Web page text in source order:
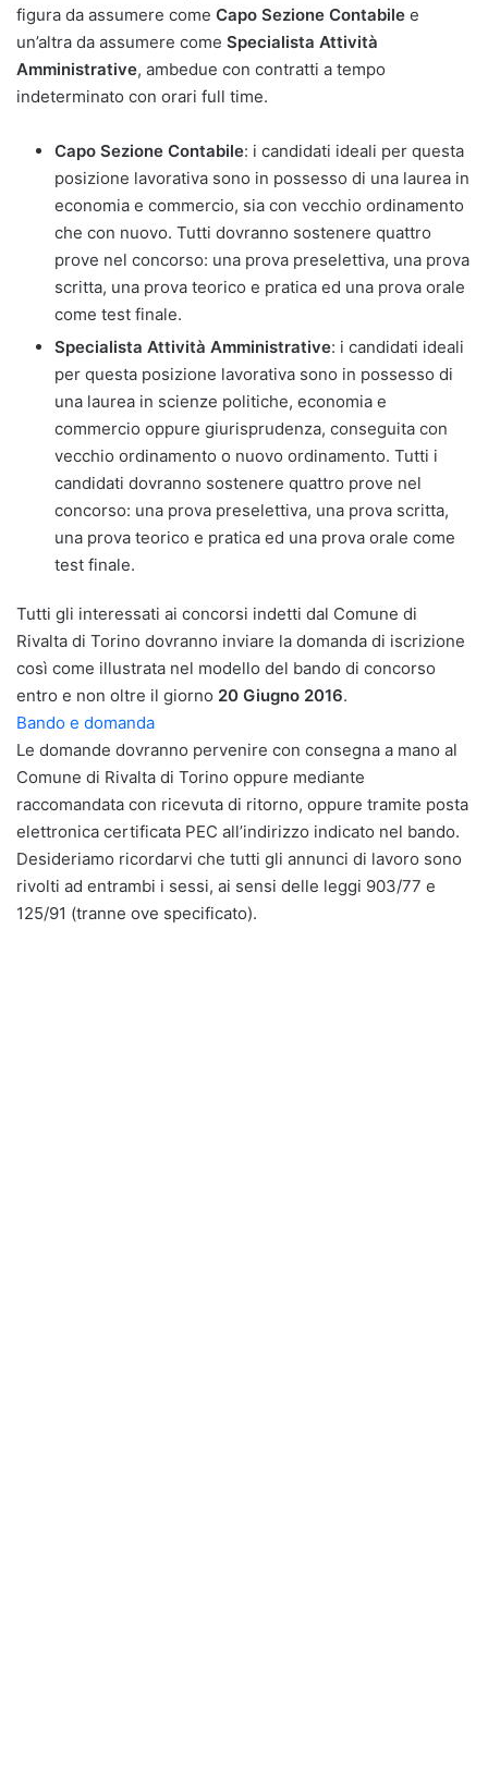
figura da assumere come Capo Sezione Contabile e
un’altra da assumere come Specialista Attività
Amministrative, ambedue con contratti a tempo
indeterminato con orari full time.
Capo Sezione Contabile: i candidati ideali per questa
posizione lavorativa sono in possesso di una laurea in
economia e commercio, sia con vecchio ordinamento
che con nuovo. Tutti dovranno sostenere quattro
prove nel concorso: una prova preselettiva, una prova
scritta, una prova teorico e pratica ed una prova orale
come test finale.
Specialista Attività Amministrative: i candidati ideali
per questa posizione lavorativa sono in possesso di
una laurea in scienze politiche, economia e
commercio oppure giurisprudenza, conseguita con
vecchio ordinamento o nuovo ordinamento. Tutti i
candidati dovranno sostenere quattro prove nel
concorso: una prova preselettiva, una prova scritta,
una prova teorico e pratica ed una prova orale come
test finale.
Tutti gli interessati ai concorsi indetti dal Comune di
Rivalta di Torino dovranno inviare la domanda di iscrizione
così come illustrata nel modello del bando di concorso
entro e non oltre il giorno 20 Giugno 2016.
Bando e domanda
Le domande dovranno pervenire con consegna a mano al
Comune di Rivalta di Torino oppure mediante
raccomandata con ricevuta di ritorno, oppure tramite posta
elettronica certificata PEC all’indirizzo indicato nel bando.
Desideriamo ricordarvi che tutti gli annunci di lavoro sono
rivolti ad entrambi i sessi, ai sensi delle leggi 903/77 e
125/91 (tranne ove specificato).